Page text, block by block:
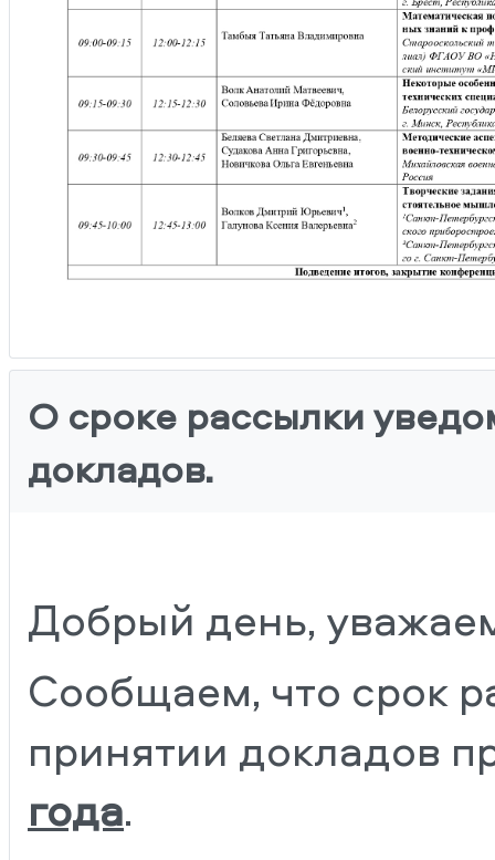
О сроке рассылки
докладов.
Добрый день,
Сообщаем, что срок
принятии докладов
года.